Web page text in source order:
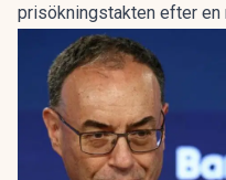
prisökningstakten efter en